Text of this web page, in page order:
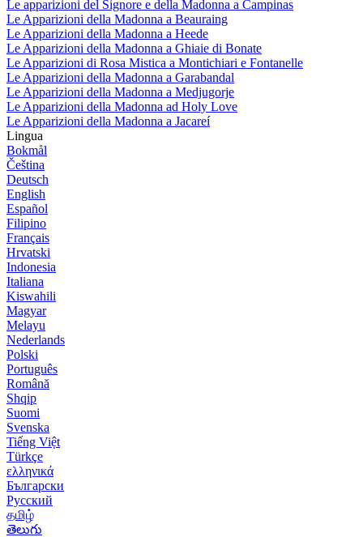
Le apparizioni del Signore e della Madonna a Campinas
Le Apparizioni della Madonna a Beauraing
Le Apparizioni della Madonna a Heede
Le Apparizioni della Madonna a Ghiaie di Bonate
Le Apparizioni di Rosa Mistica a Montichiari e Fontanelle
Le Apparizioni della Madonna a Garabandal
Le Apparizioni della Madonna a Medjugorje
Le Apparizioni della Madonna ad Holy Love
Le Apparizioni della Madonna a Jacareí
Lingua
Bokmål
Čeština
Deutsch
English
Español
Filipino
Français
Hrvatski
Indonesia
Italiana
Kiswahili
Magyar
Melayu
Nederlands
Polski
Português
Română
Shqip
Suomi
Svenska
Tiếng Việt
Türkçe
ελληνικά
Български
Русский
தமிழ்
తెలుగు